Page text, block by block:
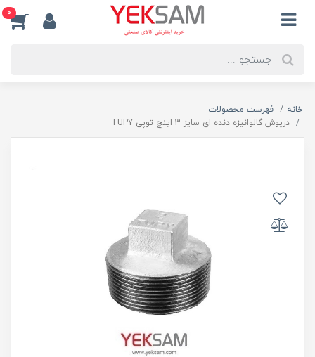
0
خانه
فهرست محصولات
درپوش گالوانیزه دنده ای سایز 3 اینچ توپی TUPY